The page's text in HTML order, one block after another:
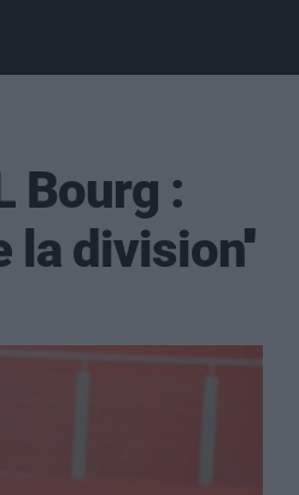
Bourg :
la division''